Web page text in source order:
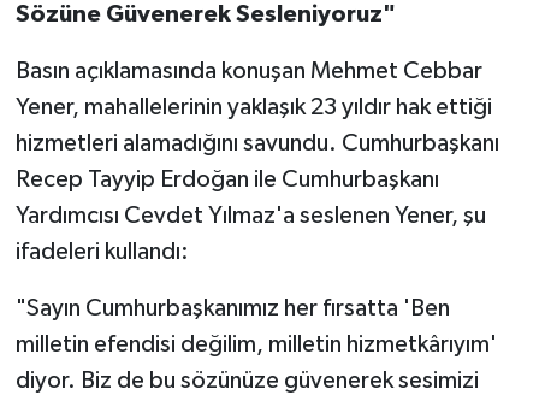
Sözüne Güvenerek Sesleniyoruz"
Basın açıklamasında konuşan Mehmet Cebbar
Yener, mahallelerinin yaklaşık 23 yıldır hak ettiği
hizmetleri alamadığını savundu. Cumhurbaşkanı
Recep Tayyip Erdoğan ile Cumhurbaşkanı
Yardımcısı Cevdet Yılmaz'a seslenen Yener, şu
ifadeleri kullandı:
"Sayın Cumhurbaşkanımız her fırsatta 'Ben
milletin efendisi değilim, milletin hizmetkârıyım'
diyor. Biz de bu sözünüze güvenerek sesimizi